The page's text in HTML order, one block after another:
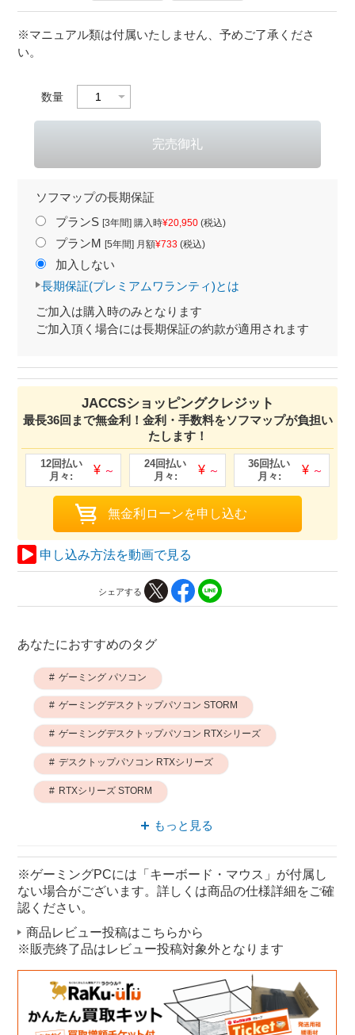
※マニュアル類は付属いたしません、予めご了承くださ
い。
数量
ソフマップの長期保証
プランS [3年間] 購入時¥20,950(税込)
プランM [5年間] 月額¥733(税込)
加入しない
長期保証(プレミアムワランティ)とは
ご加入は購入時のみとなります
ご加入頂く場合には長期保証の約款が適用されます
JACCSショッピングクレジット
最長36回まで無金利！金利・手数料をソフマップが負担い
たします！
申し込み方法を動画で見る
シェアする
あなたにおすすめのタグ
ゲーミング パソコン
ゲーミングデスクトップパソコン STORM
ゲーミングデスクトップパソコン RTXシリーズ
デスクトップパソコン RTXシリーズ
RTXシリーズ STORM
ゲーミング RTXシリーズ
デスクトップパソコン STORM
ゲーミングPC STORM
もっと見る
※ゲーミングPCには「キーボード・マウス」が付属し
ない場合がございます。詳しくは商品の仕様詳細をご確
認ください。
商品レビュー投稿はこちらから
※販売終了品はレビュー投稿対象外となります